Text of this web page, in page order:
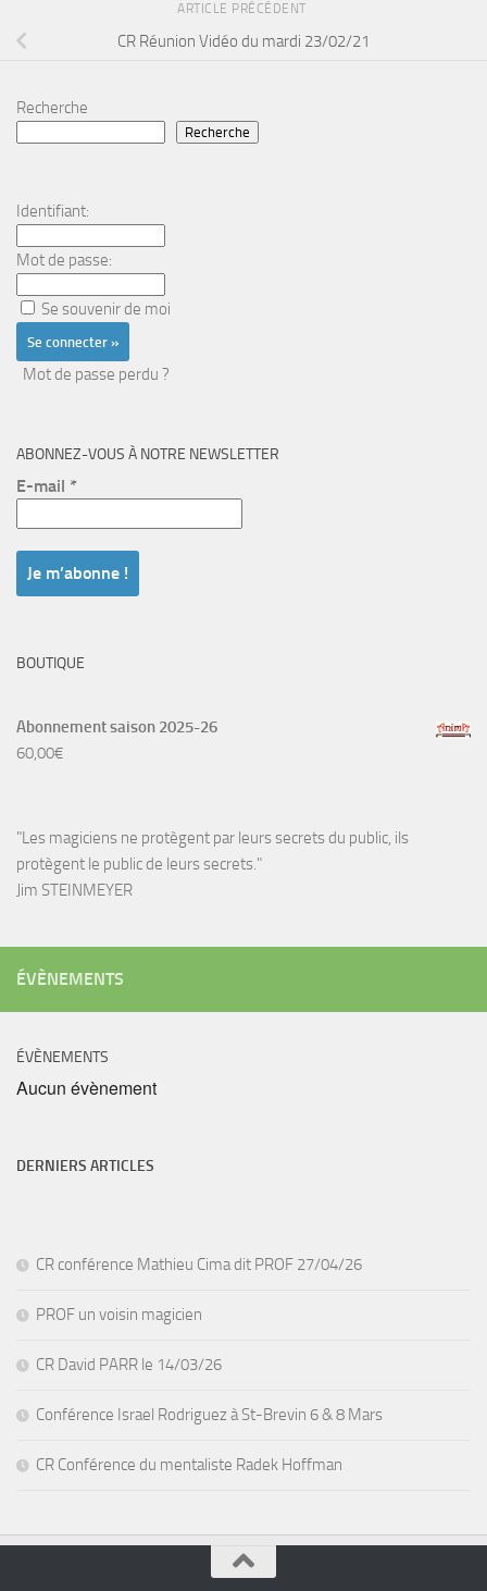
ARTICLE PRÉCÉDENT
CR Réunion Vidéo du mardi 23/02/21
Recherche
Recherche
Identifiant:
Mot de passe:
Se souvenir de moi
Mot de passe perdu ?
ABONNEZ-VOUS À NOTRE NEWSLETTER
E-mail *
BOUTIQUE
Abonnement saison 2025-26
60,00€
"Les magiciens ne protègent par leurs secrets du public, ils
protègent le public de leurs secrets."
Jim STEINMEYER
ÉVÈNEMENTS
ÉVÈNEMENTS
Aucun évènement
DERNIERS ARTICLES
CR conférence Mathieu Cima dit PROF 27/04/26
PROF un voisin magicien
CR David PARR le 14/03/26
Conférence Israel Rodriguez à St-Brevin 6 & 8 Mars
CR Conférence du mentaliste Radek Hoffman